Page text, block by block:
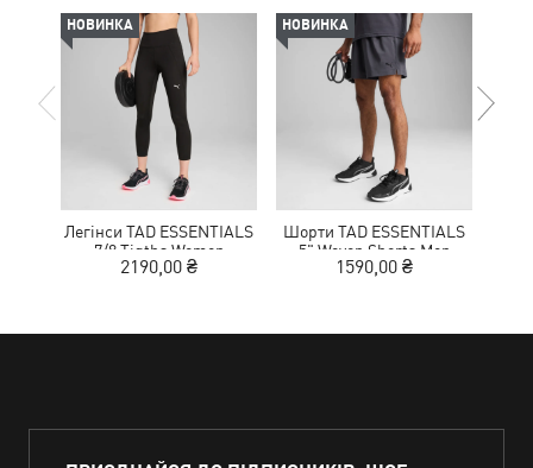
НОВИНКА
Легінси TAD ESSENTIALS
7/8 Tigths Women
2190,00 ₴
НОВИНКА
Шорти TAD ESSENTIALS
5" Woven Shorts Men
1590,00 ₴